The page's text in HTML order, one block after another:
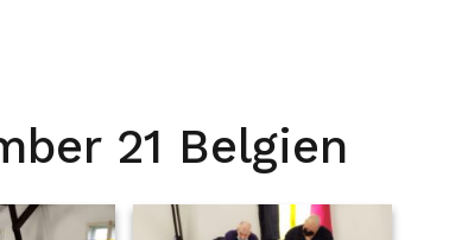
21 Belgien